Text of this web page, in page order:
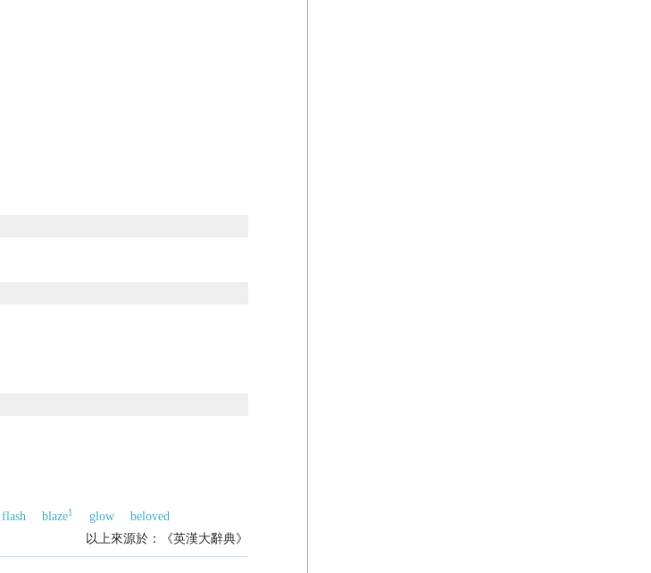
flash blaze1 glow
beloved
以上來源於：《英漢大辭典》